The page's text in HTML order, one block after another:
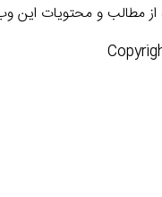
مطالب و محتویات این